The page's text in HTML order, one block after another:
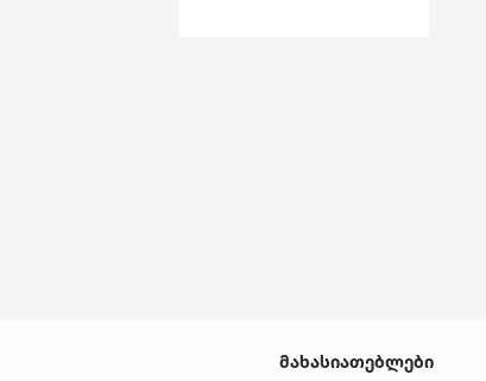
მახასიათებლები